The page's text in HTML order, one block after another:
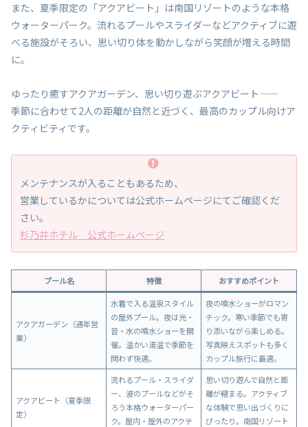
また、夏季限定の「アクアビート」は南国リゾートのような本格
ウォーターパーク。流れるプールやスライダーなどアクティブに遊
べる施設がそろい、思い切り体を動かしながら笑顔が増える時間
に。
ゆったり癒すアクアガーデン、思い切り遊ぶアクアビート——
季節に合わせて2人の距離が自然と近づく、最高のカップル向けア
クティビティです。
メンテナンスが入ることもあるため、
営業しているかについては公式ホームページにてご確認くだ
さい。
杉乃井ホテル 公式ホームページ
プール名 特徴 おすすめポイント
アクアガーデン（通年営
業）
水着で入る温泉スタイル
の屋外プール。夜は光・
音・水の噴水ショーを開
催。温かい湯温で季節を
問わず快適。
夜の噴水ショーがロマン
チック。寒い季節でも寄
り添いながら楽しめる。
写真映えスポットも多く
カップル旅行に最適。
アクアビート（夏季限
定）
流れるプール・スライダ
ー、波のプールなどがそ
ろう本格ウォーターパー
ク。屋内・屋外のアクテ
思い切り遊んで自然と距
離が縮まる。アクティブ
な体験で思い出づくりに
ぴったり。南国リゾート